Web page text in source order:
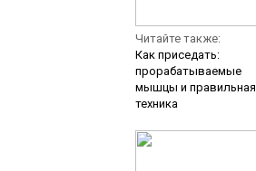
Читайте также:
Как приседать:
прорабатываемые
мышцы и правильная
техника